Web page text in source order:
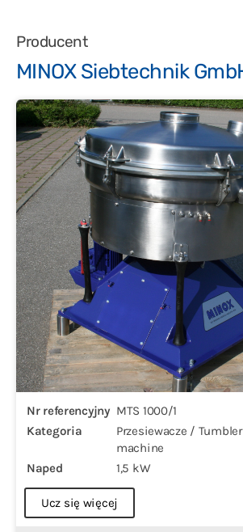
Producent
MINOX Siebtechnik
Nr referencyjny MTS 1000/1
Kategoria
Przesiewacze /
machine
Naped
1,5 kW
Ucz się więcej